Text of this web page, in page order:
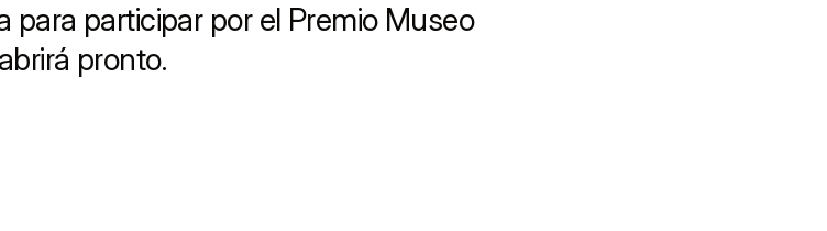
para participar por el Premio Museo
pronto.